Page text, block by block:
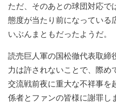
ただ、そのあとの球団対応で
態度が当たり前になっている
いぶんまともだったようだ。
読売巨人軍の国松徹代表取締
力は許されないことで、際め
交流戦前夜に重大な不祥事を
係者とファンの皆様に謝罪し